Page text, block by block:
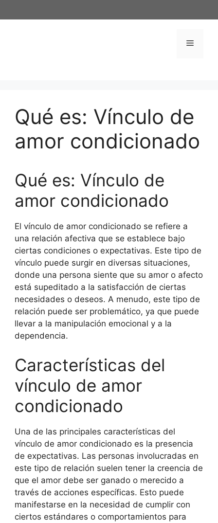
al
Menú
Qué es: Vínculo de
amor condicionado
Qué es: Vínculo de
amor condicionado
El vínculo de amor condicionado se refiere a
una relación afectiva que se establece bajo
ciertas condiciones o expectativas. Este tipo de
vínculo puede surgir en diversas situaciones,
donde una persona siente que su amor o afecto
está supeditado a la satisfacción de ciertas
necesidades o deseos. A menudo, este tipo de
relación puede ser problemático, ya que puede
llevar a la manipulación emocional y a la
dependencia.
Características del
vínculo de amor
condicionado
Una de las principales características del
vínculo de amor condicionado es la presencia
de expectativas. Las personas involucradas en
este tipo de relación suelen tener la creencia de
que el amor debe ser ganado o merecido a
través de acciones específicas. Esto puede
manifestarse en la necesidad de cumplir con
ciertos estándares o comportamientos para